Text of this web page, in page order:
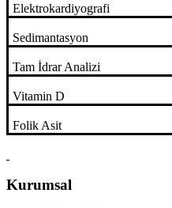
Elektrokardiyografi
Sedimantasyon
Tam İdrar Analizi
Vitamin D
Folik Asit
Kurumsal